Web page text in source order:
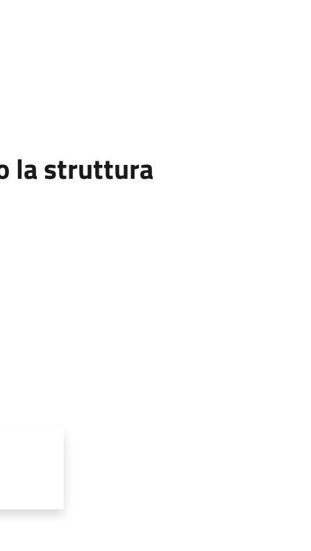
la struttura